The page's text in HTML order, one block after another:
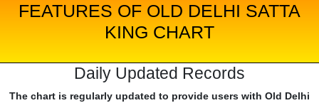
FEATURES OF OLD DELHI SATTA
KING CHART
Daily Updated Records
The chart is regularly updated to provide users with Old Delhi